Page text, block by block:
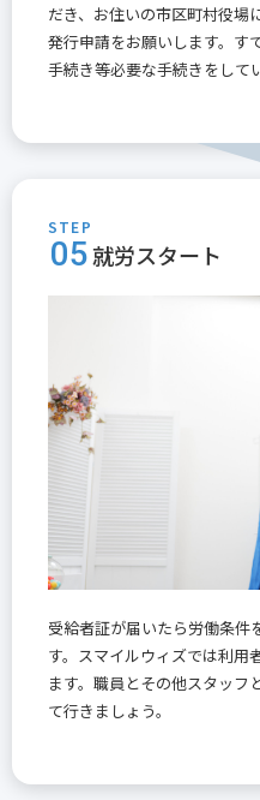
だき、お住いの市区町村役場
発行申請をお願いします。す
手続き等必要な手続きをして
STEP
05就労スタート
受給者証が届いたら労働条件
す。スマイルウィズでは利用
ます。職員とその他スタッフ
て行きましょう。